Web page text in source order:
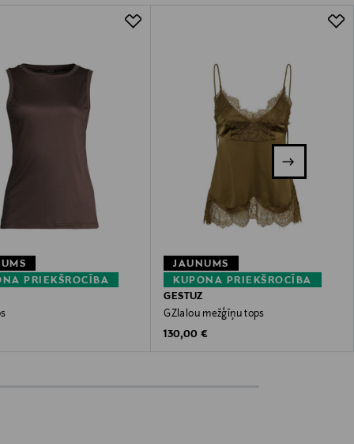
PRIEKŠROCĪBA KUPONA PRIEKŠROCĪBA
JAUNUMS
GESTUZ
GZlalou mežģīņu tops
Original Price
130,00 €